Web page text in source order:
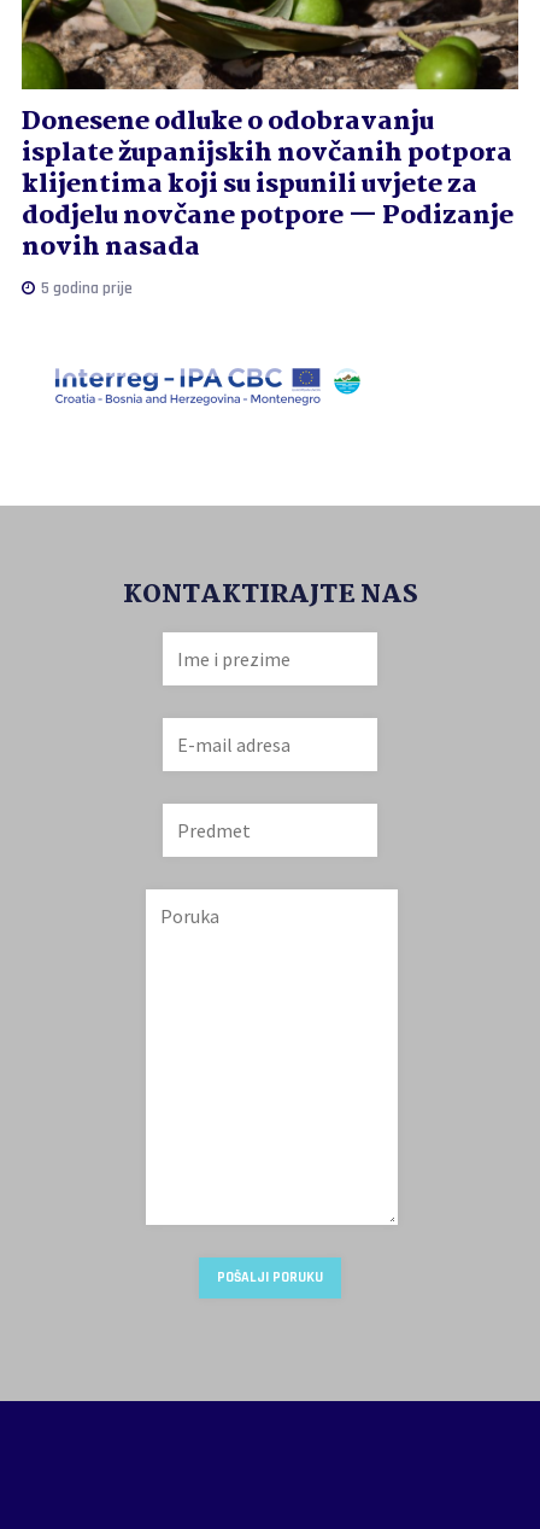
Donesene odluke o odobravanju
isplate županijskih novčanih potpora
klijentima koji su ispunili uvjete za
dodjelu novčane potpore — Podizanje
novih nasada
5 godina prije
KONTAKTIRAJTE NAS